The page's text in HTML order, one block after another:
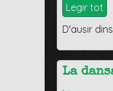
Legir tot
D'ausir
La